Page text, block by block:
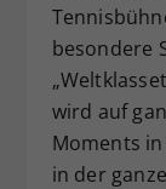
besondere
wird auf
Moments
in der